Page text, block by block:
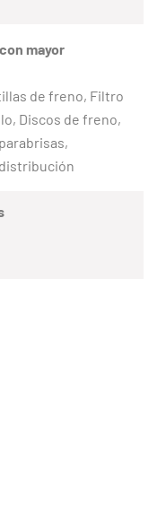
mayor
de freno, Filtro
Discos de freno,